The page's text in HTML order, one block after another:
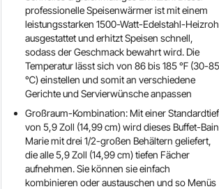
professionelle Speisenwärmer ist mit einem
leistungsstarken 1500-Watt-Edelstahl-
ausgestattet und erhitzt Speisen schnell,
sodass der Geschmack bewahrt wird. Die
Temperatur lässt sich von 86 bis 185 ℉ (30-85
℃) einstellen und somit an verschiedene
Gerichte und Servierwünsche anpassen
Großraum-Kombination: Mit einer
von 5,9 Zoll (14,99 cm) wird dieses Buffet-
Marie mit drei 1/2-großen Behältern geliefert,
die alle 5,9 Zoll (14,99 cm) tiefen Fächer
aufnehmen. Sie können sie einfach
kombinieren oder austauschen und so Menüs